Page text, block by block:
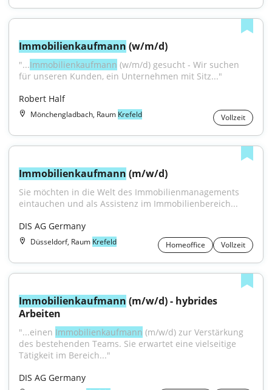
Immobilienkaufmann (w/m/d)
"...Immobilienkaufmann (w/m/d) gesucht - Wir suchen
für unseren Kunden, ein Unternehmen mit Sitz..."
Robert Half
Mönchengladbach, Raum Krefeld Vollzeit
Immobilienkaufmann (m/w/d)
Sie möchten in die Welt des Immobilienmanagements
eintauchen und als Assistenz im Immobilienbereich...
DIS AG Germany
Düsseldorf, Raum Krefeld Homeoffice Vollzeit
Immobilienkaufmann (m/w/d) - hybrides
Arbeiten
"...einen Immobilienkaufmann (m/w/d) zur Verstärkung
des bestehenden Teams. Sie erwartet eine vielseitige
Tätigkeit im Bereich..."
DIS AG Germany